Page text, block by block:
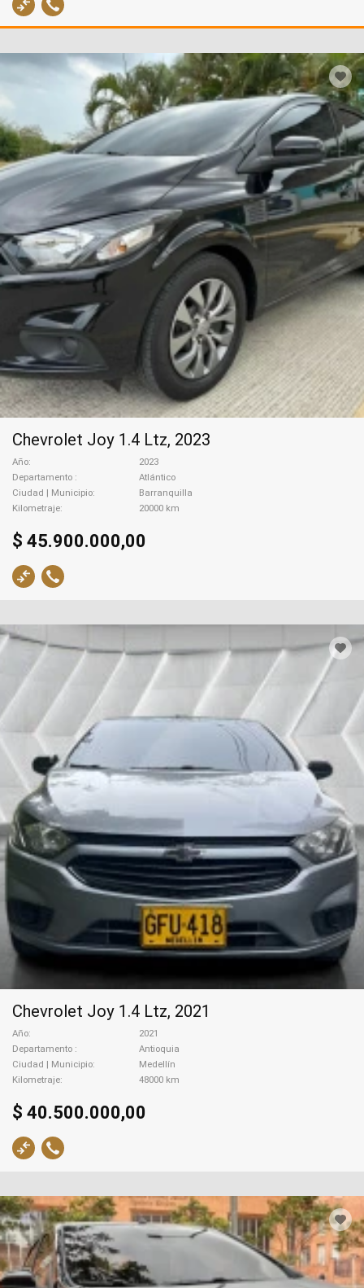
Chevrolet Joy 1.4 Ltz, 2023
Año
2023
Departamento
Atlántico
Ciudad | Municipio
Barranquilla
Kilometraje
20000 km
$ 45.900.000,00
Chevrolet Joy 1.4 Ltz, 2021
Año
2021
Departamento
Antioquia
Ciudad | Municipio
Medellín
Kilometraje
48000 km
$ 40.500.000,00